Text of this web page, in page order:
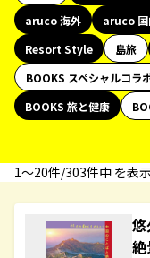
aruco 海外
aruco 国
Resort Style
島旅
BOOKS スペシャルコラ
BOOKS 旅と健康
1〜20件/303件中 を表
絶